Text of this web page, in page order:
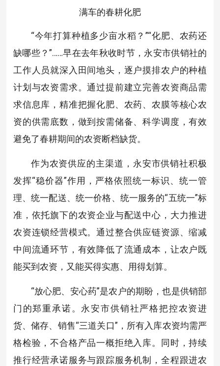
满车的春耕化肥
“今年打算种植多少亩水稻？”“化肥、农药还
缺哪些？”……早在去年秋收时节，永安市供销社的
工作人员就深入田间地头，逐户摸排农户的种植
计划与农资需求。通过提前建立完善农资商品需
求信息库，精准把握化肥、农药、农膜等核心农
资的供需底数，做到按需储备、科学调度，有效
避免了春耕期间的农资断档缺货。
作为农资供应的主渠道，永安市供销社积极
发挥“稳价器”作用，严格依照统一标识、统一管
理、统一配送、统一价格、统一服务的“五统一”标
准，依托旗下的农资企业与配送中心，大力推进
农资连锁经营模式。通过整合供应链资源、缩减
中间流通环节，有效降低了流通成本，让农户既
能买到农资，又能买得实惠、用得划算。
“放心肥、安心药”是农户的期盼，也是供销部
门的郑重承诺。永安市供销社严格把控农资进
货、储存、销售“三道关口”，所有入库农资均需严
格检验，不合格产品一概拒绝入库。同时，持续
推行经营承诺服务与跟踪服务机制，全程跟进农